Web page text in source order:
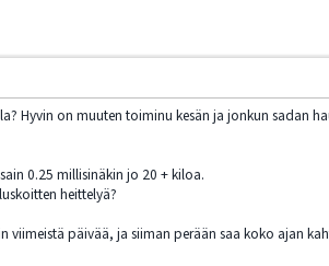
Hyvin on muuten toiminu kesän ja jonkun sadan
0.25 millisinäkin jo 20 + kiloa.
heittelyä?
viimeistä päivää, ja siiman perään saa koko ajan